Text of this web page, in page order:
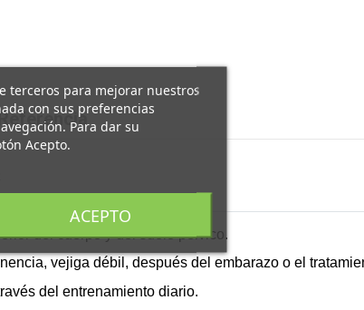
del cuerpo y del suelo pélvico.
vejiga débil, después del embarazo o el
del entrenamiento diario.
terceros para mejorar nuestros
con sus preferencias
Para dar su
Acepto.
ACEPTO